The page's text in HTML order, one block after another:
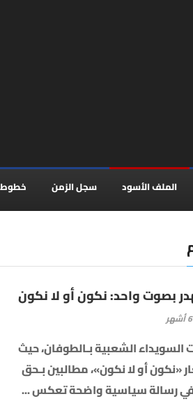
خطوط سجل الزمن الملف الأسود
بصوت واحد: نكون أو لا نكون
الشعبية بـالطوفان، حيث
«نكون أو لا نكون»، مطالبين بـحق
في رسالة سياسية واضحة تعكس...